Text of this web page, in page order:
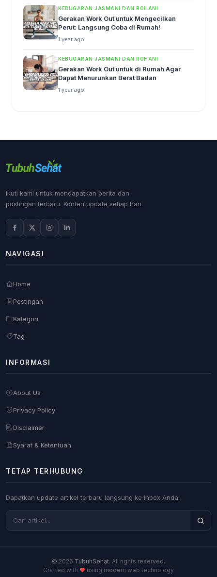
KEBUGARAN JASMANI DAN ROHANI
Gerakan Work Out untuk Mengecilkan
Perut: Langsung Coba di Rumah!
1 year ago
KEBUGARAN JASMANI DAN ROHANI
Gerakan Work Out untuk di Rumah Agar
Dapat Menurunkan Berat Badan
1 year ago
Ikuti kami untuk mendapatkan berita dan
postingan terbaru. Konten update setiap hari.
NAVIGASI
Home
Postingan
Kategori
Tag
INFORMASI
About Us
Privacy Policy
Disclaimer
Syarat & Ketentuan
TETAP TERHUBUNG
Dapatkan update artikel terbaru langsung ke inbox Anda.
© 2026 TubuhSehat. All rights reserved.
Crafted with
using modern web technology